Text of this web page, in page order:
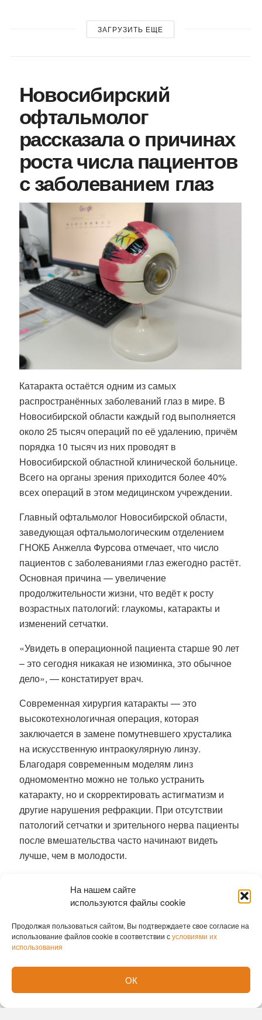
На нашем сайте
используются файлы cookie
Продолжая пользоваться сайтом, Вы подтверждаете свое согласие на
использование файлов cookie в соответствии сусловиями их
использования
ОК
ЗАГРУЗИТЬ ЕЩЕ
Новосибирский
офтальмолог
рассказала о причинах
роста числа пациентов
с заболеванием глаз
Катаракта остаётся одним из самых
распространённых заболеваний глаз в мире. В
Новосибирской области каждый год выполняется
около 25 тысяч операций по её удалению, причём
порядка 10 тысяч из них проводят в
Новосибирской областной клинической больнице.
Всего на органы зрения приходится более 40%
всех операций в этом медицинском учреждении.
Главный офтальмолог Новосибирской области,
заведующая офтальмологическим отделением
ГНОКБ Анжелла Фурсова отмечает, что число
пациентов с заболеваниями глаз ежегодно растёт.
Основная причина — увеличение
продолжительности жизни, что ведёт к росту
возрастных патологий: глаукомы, катаракты и
изменений сетчатки.
«Увидеть в операционной пациента старше 90 лет
– это сегодня никакая не изюминка, это обычное
дело», — констатирует врач.
Современная хирургия катаракты — это
высокотехнологичная операция, которая
заключается в замене помутневшего хрусталика
на искусственную интраокулярную линзу.
Благодаря современным моделям линз
одномоментно можно не только устранить
катаракту, но и скорректировать астигматизм и
другие нарушения рефракции. При отсутствии
патологий сетчатки и зрительного нерва пациенты
после вмешательства часто начинают видеть
лучше, чем в молодости.
новосибирские хирурги без единого разреза